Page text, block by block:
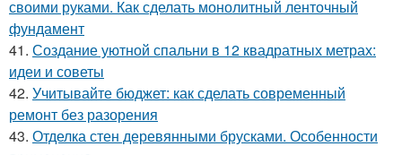
своими руками. Как сделать монолитный ленточный
фундамент
41. Создание уютной спальни в 12 квадратных метрах:
идеи и советы
42. Учитывайте бюджет: как сделать современный
ремонт без разорения
43. Отделка стен деревянными брусками. Особенности